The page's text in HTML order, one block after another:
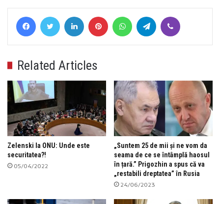
FacebookTwitter LinkedIn Pinterest WhatsAppTelegram
Related Articles
Zelenski la ONU: Unde este
securitatea?!
05/04/2022
„Suntem 25 de mii și ne vom da
seama de ce se întâmplă haosul
în țară.” Prigozhin a spus că va
„restabili dreptatea” în Rusia
24/06/2023